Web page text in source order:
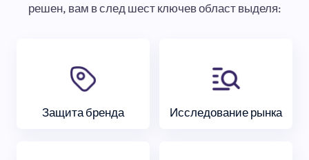
решен, вам в след шест ключев област выделя:
Защита бренда Исследование рынка